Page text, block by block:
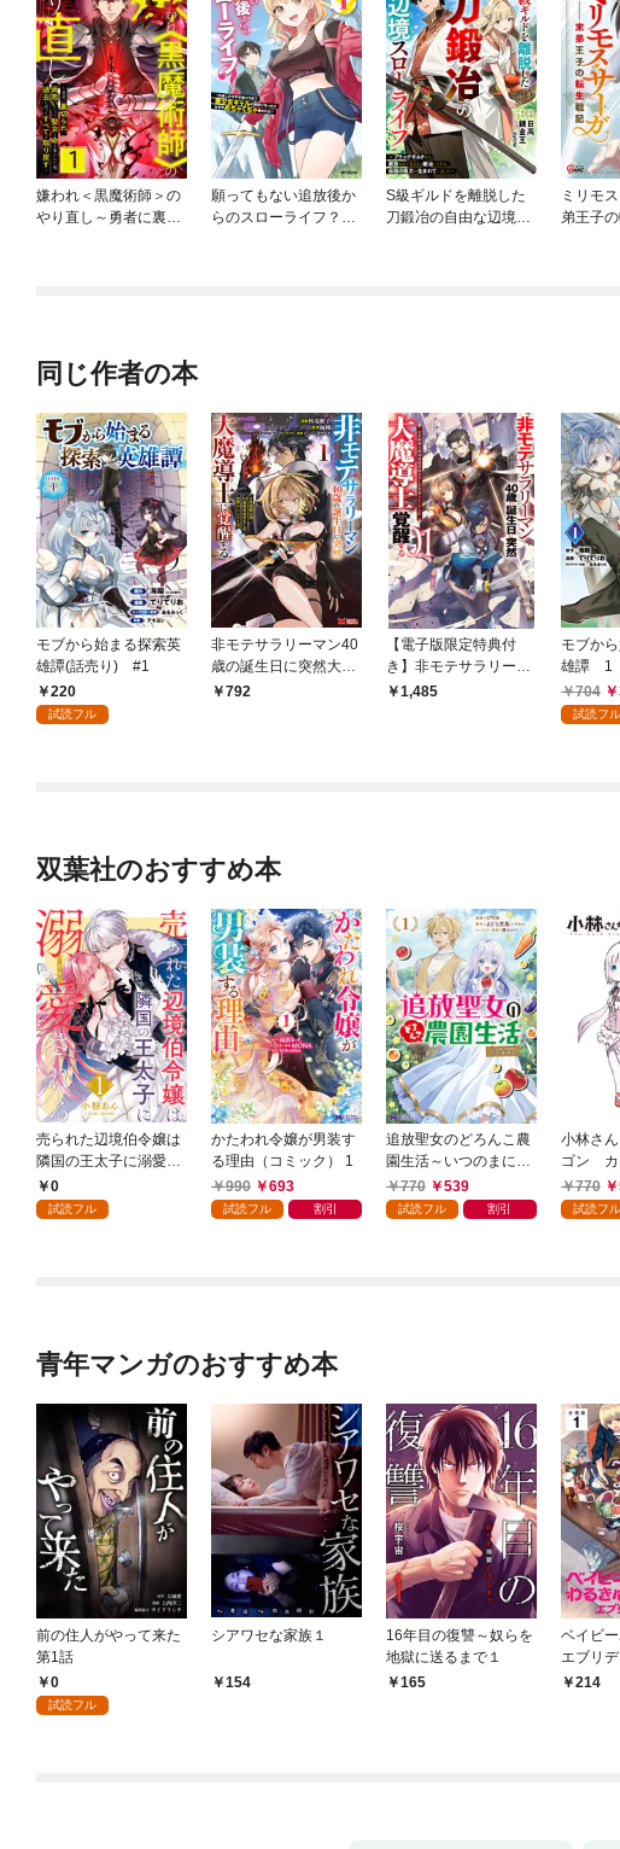
嫌われ＜黒魔術師＞の
やり直し～勇者に裏切
願ってもない追放後か
らのスローライフ？
S級ギルドを離脱した
刀鍛冶の自由な辺境ス
ミリモ
弟王子
同じ作者の本
モブから始まる探索英
雄譚(話売り) #1
220
試読フル
非モテサラリーマン40
歳の誕生日に突然大魔
導士に覚醒する #花岡
792
【電子版限定特典付
き】非モテサラリーマ
ン40歳の誕生日に突然
1,485
モブか
雄譚 1
704
試読フル
双葉社のおすすめ本
売られた辺境伯令嬢は
隣国の王太子に溺愛さ
れる 1
0
試読フル
かたわれ令嬢が男装す
る理由（コミック） 1
990
693
試読フル 割引
追放聖女のどろんこ農
園生活～いつのまにか
隣国を救ってしまいま
した～（コミック） 1
770 539
試読フル 割引
小林さ
ゴン カ
770
試読フル
青年マンガのおすすめ本
前の住人がやって来た
第1話
0
試読フル
シアワセな家族１
154
16年目の復讐～奴らを
地獄に送るまで１
165
ベイビ
エブリ
版】 1
214